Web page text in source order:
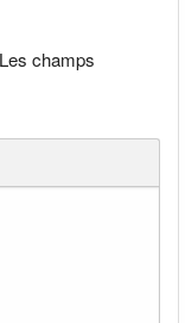
Les champs